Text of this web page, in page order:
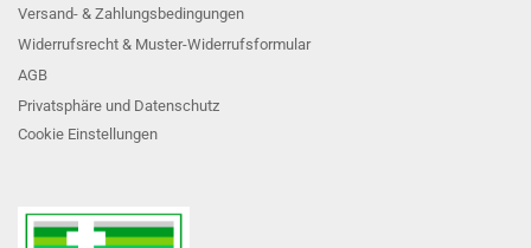
Versand- & Zahlungsbedingungen
Widerrufsrecht & Muster-Widerrufsformular
AGB
Privatsphäre und Datenschutz
Cookie Einstellungen